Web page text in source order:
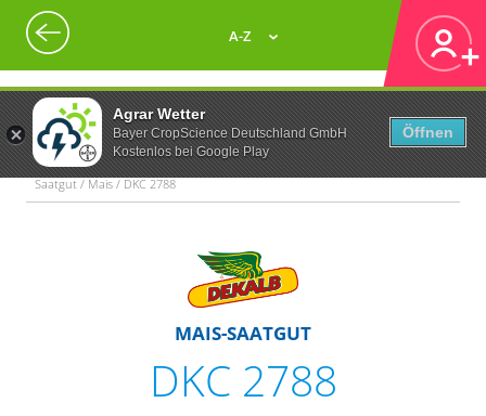
Agrar Wetter
Bayer CropScience Deutschland GmbH
Kostenlos bei Google Play
Öffnen
A-Z
Saatgut / Mais / DKC 2788
MAIS-SAATGUT
DKC 2788